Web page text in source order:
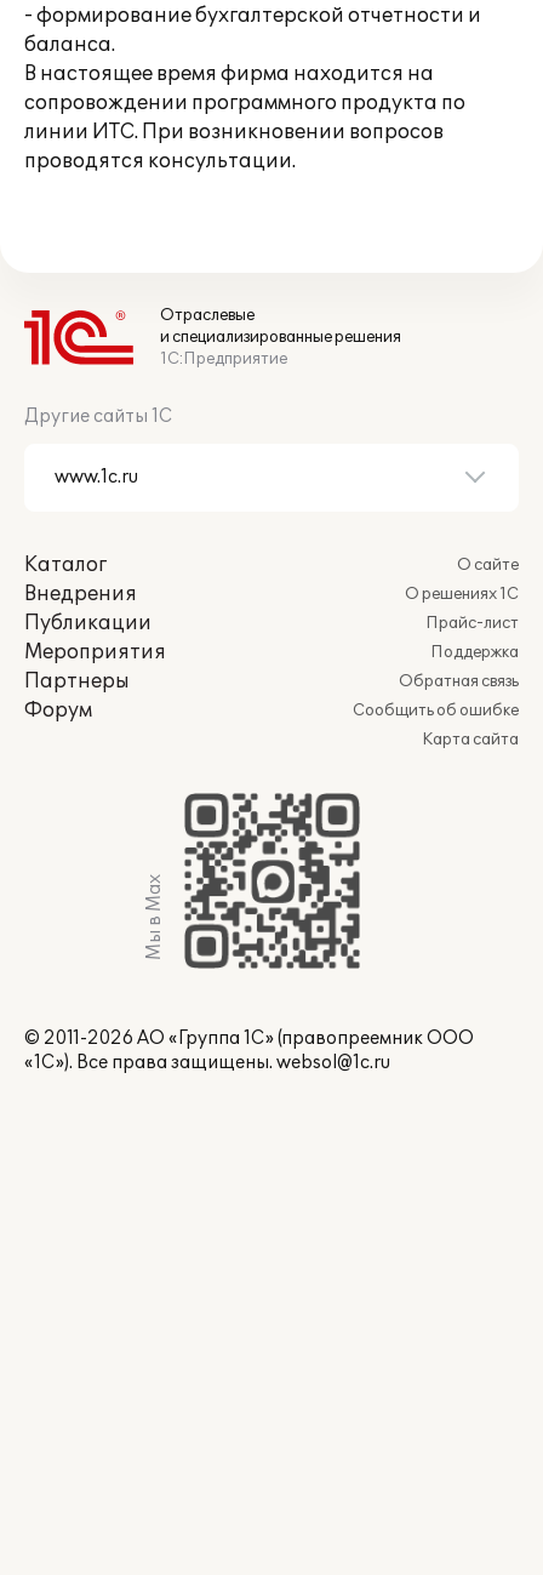
- формирование бухгалтерской отчетности и
баланса.
В настоящее время фирма находится на
сопровождении программного продукта по
линии ИТС. При возникновении вопросов
проводятся консультации.
Отраслевые
и специализированные решения
1С:Предприятие
Другие сайты 1С
Каталог
Внедрения
Публикации
Мероприятия
Партнеры
Форум
О сайте
О решениях 1С
Прайс-лист
Поддержка
Обратная связь
Сообщить об ошибке
Карта сайта
Мы в Max
© 2011-2026 АО «Группа 1С» (правопреемник ООО
«1С»). Все права защищены. websol@1c.ru